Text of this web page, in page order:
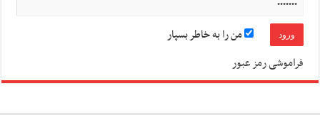
من را به خاطر بسپار
فراموشی رمز عبور